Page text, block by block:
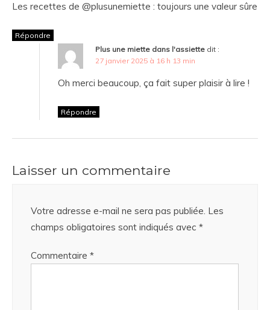
Les recettes de @plusunemiette : toujours une valeur sûre
Répondre
Plus une miette dans l'assiette dit :
27 janvier 2025 à 16 h 13 min
Oh merci beaucoup, ça fait super plaisir à lire !
Répondre
Laisser un commentaire
Votre adresse e-mail ne sera pas publiée. Les
champs obligatoires sont indiqués avec *
Commentaire *